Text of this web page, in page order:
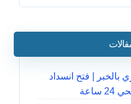
بالخبر | فتح انسداد